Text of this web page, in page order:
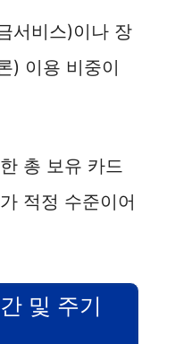
서비스)이나 장
) 이용 비중이
총 보유 카드
적정 수준이어
및 주기